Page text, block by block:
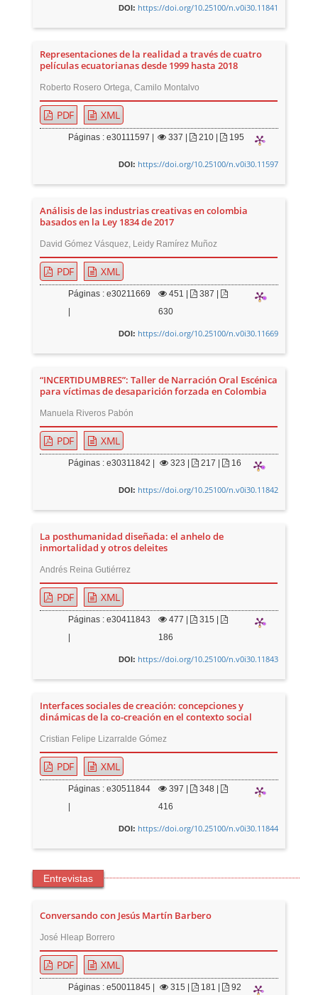
DOI: https://doi.org/10.25100/n.v0i30.11841
Representaciones de la realidad a través de cuatro
películas ecuatorianas desde 1999 hasta 2018
Roberto Rosero Ortega, Camilo Montalvo
PDF XML
Páginas : e30111597 | 337 | 210 | 195
DOI: https://doi.org/10.25100/n.v0i30.11597
Análisis de las industrias creativas en colombia
basados en la Ley 1834 de 2017
David Gómez Vásquez, Leidy Ramírez Muñoz
PDF XML
Páginas : e30211669
|
451 |
387 |
630
DOI: https://doi.org/10.25100/n.v0i30.11669
“INCERTIDUMBRES”: Taller de Narración Oral Escénica
para víctimas de desaparición forzada en Colombia
Manuela Riveros Pabón
PDF XML
Páginas : e30311842 | 323 | 217 | 16
DOI: https://doi.org/10.25100/n.v0i30.11842
La posthumanidad diseñada: el anhelo de
inmortalidad y otros deleites
Andrés Reina Gutiérrez
PDF XML
Páginas : e30411843
|
477 |
315 |
186
DOI: https://doi.org/10.25100/n.v0i30.11843
Interfaces sociales de creación: concepciones y
dinámicas de la co-creación en el contexto social
Cristian Felipe Lizarralde Gómez
PDF XML
Páginas : e30511844
|
397 |
348 |
416
DOI: https://doi.org/10.25100/n.v0i30.11844
Entrevistas
Conversando con Jesús Martín Barbero
José Hleap Borrero
PDF XML
Páginas : e50011845 | 315 | 181 | 92